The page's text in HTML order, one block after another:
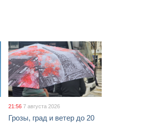
21:56 7 августа 2026
Грозы, град и ветер до 20